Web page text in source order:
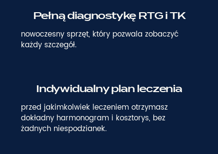
Pełną diagnostykę RTG i TK
nowoczesny sprzęt, który pozwala zobaczyć
każdy szczegół.
Indywidualny plan leczenia
przed jakimkolwiek leczeniem otrzymasz
dokładny harmonogram i kosztorys, bez
żadnych niespodzianek.